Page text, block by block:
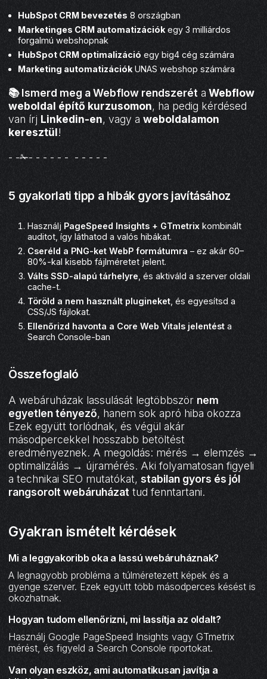
HubSpot CRM bevezetés 8 országban
Marketinges CRM automatizációk egy 3 milliárdos
forgalmú webshopnak
HubSpot CRM optimalizáció egy big4 cég számára
Marketing automatizációk UNAS webshop számára
📚 Ismerd meg a Webflow rendszerét a Webflow
weboldal építő kurzusomon, ha pedig kérdésed
van írj Linkedin-en, vagy aweboldalamon
keresztül!
- -✁- - - - - - - - - - -
5 gyakorlati tipp a hibák gyors javításához
Használj PageSpeed Insights + GTmetrix kombinált
auditot, így láthatod a valós hibákat.
Cseréld a PNG-ket WebP formátumra – ez akár 60–
80%-kal kisebb fájlméretet jelent.
Válts SSD-alapú tárhelyre , és aktiváld a szerver oldali
cache-t.
Töröld a nem használt plugineket , és egyesítsd a
CSS/JS fájlokat.
Ellenőrizd havonta a Core Web Vitals jelentést a
Search Console-ban
Összefoglaló
A webáruházak lassulását legtöbbször nem
egyetlen tényező, hanem sok apró hiba okozza
Ezek együtt torlódnak, és végül akár
másodpercekkel hosszabb betöltést
eredményeznek. A megoldás: mérés → elemzés →
optimalizálás → újramérés. Aki folyamatosan figyeli
a technikai SEO mutatókat,stabilan gyors és jól
rangsorolt webáruházat tud fenntartani.
Gyakran ismételt kérdések
Mi a leggyakoribb oka a lassú webáruháznak?
A legnagyobb probléma a túlméretezett képek és a
gyenge szerver. Ezek együtt több másodperces késést is
okozhatnak.
Hogyan tudom ellenőrizni, mi lassítja az oldalt?
Használj Google PageSpeed Insights vagy GTmetrix
mérést, és figyeld a Search Console riportokat.
Van olyan eszköz, ami automatikusan javítja a